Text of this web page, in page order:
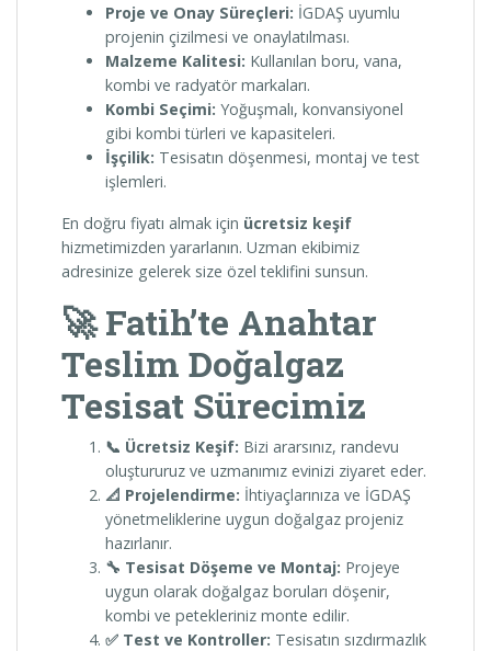
Proje ve Onay Süreçleri: İGDAŞ uyumlu
projenin çizilmesi ve onaylatılması.
Malzeme Kalitesi: Kullanılan boru, vana,
kombi ve radyatör markaları.
Kombi Seçimi: Yoğuşmalı, konvansiyonel
gibi kombi türleri ve kapasiteleri.
İşçilik: Tesisatın döşenmesi, montaj ve test
işlemleri.
En doğru fiyatı almak için ücretsiz keşif
hizmetimizden yararlanın. Uzman ekibimiz
adresinize gelerek size özel teklifini sunsun.
🚀 Fatih’te Anahtar
Teslim Doğalgaz
Tesisat Sürecimiz
📞 Ücretsiz Keşif: Bizi ararsınız, randevu
oluştururuz ve uzmanımız evinizi ziyaret eder.
📐 Projelendirme: İhtiyaçlarınıza ve İGDAŞ
yönetmeliklerine uygun doğalgaz projeniz
hazırlanır.
🔧 Tesisat Döşeme ve Montaj: Projeye
uygun olarak doğalgaz boruları döşenir,
kombi ve petekleriniz monte edilir.
✅ Test ve Kontroller: Tesisatın sızdırmazlık